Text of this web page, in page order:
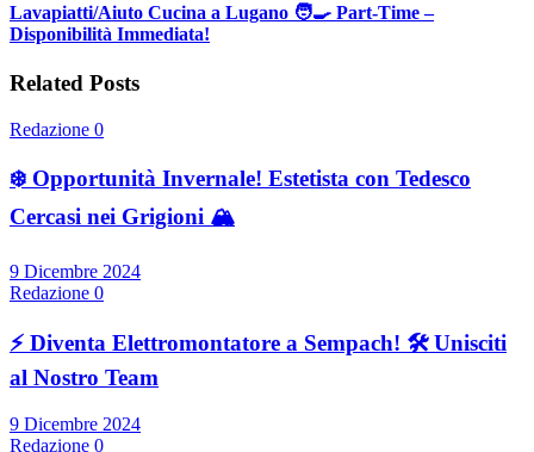
Lavapiatti/Aiuto Cucina a Lugano 🧑‍🍳 Part-Time –
Disponibilità Immediata!
Related Posts
Redazione 0
❄️ Opportunità Invernale! Estetista con Tedesco
Cercasi nei Grigioni 🏔️
9 Dicembre 2024
Redazione 0
⚡ Diventa Elettromontatore a Sempach! 🛠️ Unisciti
al Nostro Team
9 Dicembre 2024
Redazione 0